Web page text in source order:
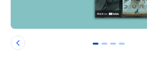
0 1 2 3